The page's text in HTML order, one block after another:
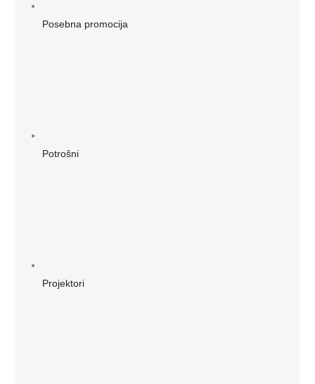
Posebna promocija
Potrošni
Projektori